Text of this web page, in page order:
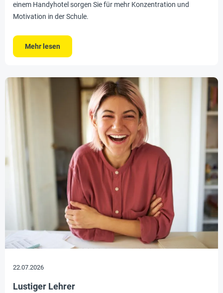
einem Handyhotel sorgen Sie für mehr Konzentration und
Motivation in der Schule.
22.07.2026
Lustiger Lehrer